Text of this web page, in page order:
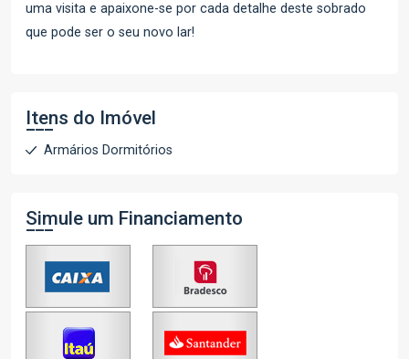
uma visita e apaixone-se por cada detalhe deste sobrado
que pode ser o seu novo lar!
Itens do Imóvel
Armários Dormitórios
Simule um Financiamento